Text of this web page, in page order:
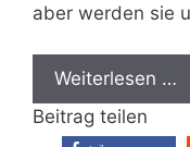
aber werden sie
Weiterlesen …
Beitrag teilen